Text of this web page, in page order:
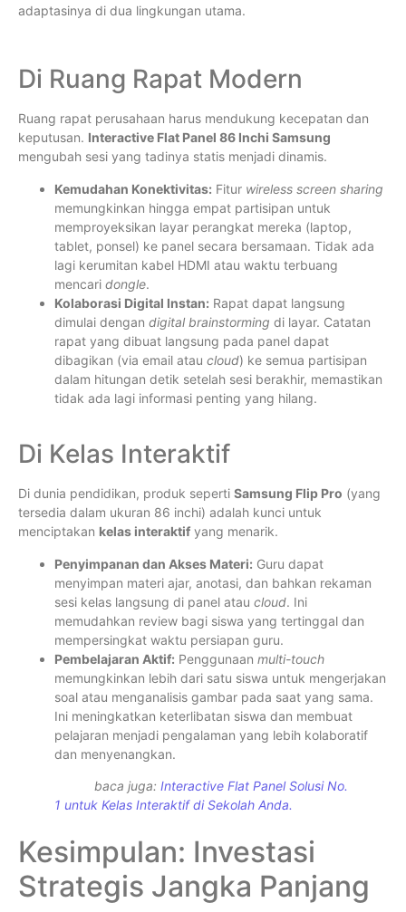
adaptasinya di dua lingkungan utama.
Di Ruang Rapat Modern
Ruang rapat perusahaan harus mendukung kecepatan dan
keputusan. Interactive Flat Panel 86 Inchi Samsung
mengubah sesi yang tadinya statis menjadi dinamis.
Kemudahan Konektivitas: Fitur wireless screen sharing
memungkinkan hingga empat partisipan untuk
memproyeksikan layar perangkat mereka (laptop,
tablet, ponsel) ke panel secara bersamaan. Tidak ada
lagi kerumitan kabel HDMI atau waktu terbuang
mencari dongle.
Kolaborasi Digital Instan: Rapat dapat langsung
dimulai dengan digital brainstorming di layar. Catatan
rapat yang dibuat langsung pada panel dapat
dibagikan (via email atau cloud) ke semua partisipan
dalam hitungan detik setelah sesi berakhir, memastikan
tidak ada lagi informasi penting yang hilang.
Di Kelas Interaktif
Di dunia pendidikan, produk seperti Samsung Flip Pro (yang
tersedia dalam ukuran 86 inchi) adalah kunci untuk
menciptakan kelas interaktif yang menarik.
Penyimpanan dan Akses Materi: Guru dapat
menyimpan materi ajar, anotasi, dan bahkan rekaman
sesi kelas langsung di panel atau cloud. Ini
memudahkan review bagi siswa yang tertinggal dan
mempersingkat waktu persiapan guru.
Pembelajaran Aktif: Penggunaan multi-touch
memungkinkan lebih dari satu siswa untuk mengerjakan
soal atau menganalisis gambar pada saat yang sama.
Ini meningkatkan keterlibatan siswa dan membuat
pelajaran menjadi pengalaman yang lebih kolaboratif
dan menyenangkan.
baca juga: Interactive Flat Panel Solusi No.
1 untuk Kelas Interaktif di Sekolah Anda.
Kesimpulan: Investasi
Strategis Jangka Panjang